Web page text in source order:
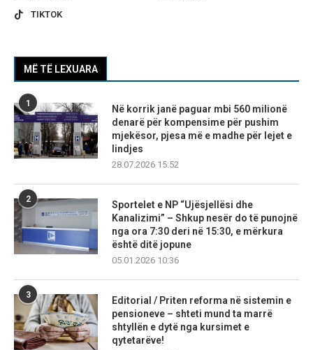
TIKTOK
MË TË LEXUARA
1
Në korrik janë paguar mbi 560 milionë
denarë për kompensime për pushim
mjekësor, pjesa më e madhe për lejet e
lindjes
28.07.2026 15:52
2
Sportelet e NP “Ujësjellësi dhe
Kanalizimi” – Shkup nesër do të punojnë
nga ora 7:30 deri në 15:30, e mërkura
është ditë jopune
05.01.2026 10:36
3
Editorial / Priten reforma në sistemin e
pensioneve – shteti mund ta marrë
shtyllën e dytë nga kursimet e
qytetarëve!